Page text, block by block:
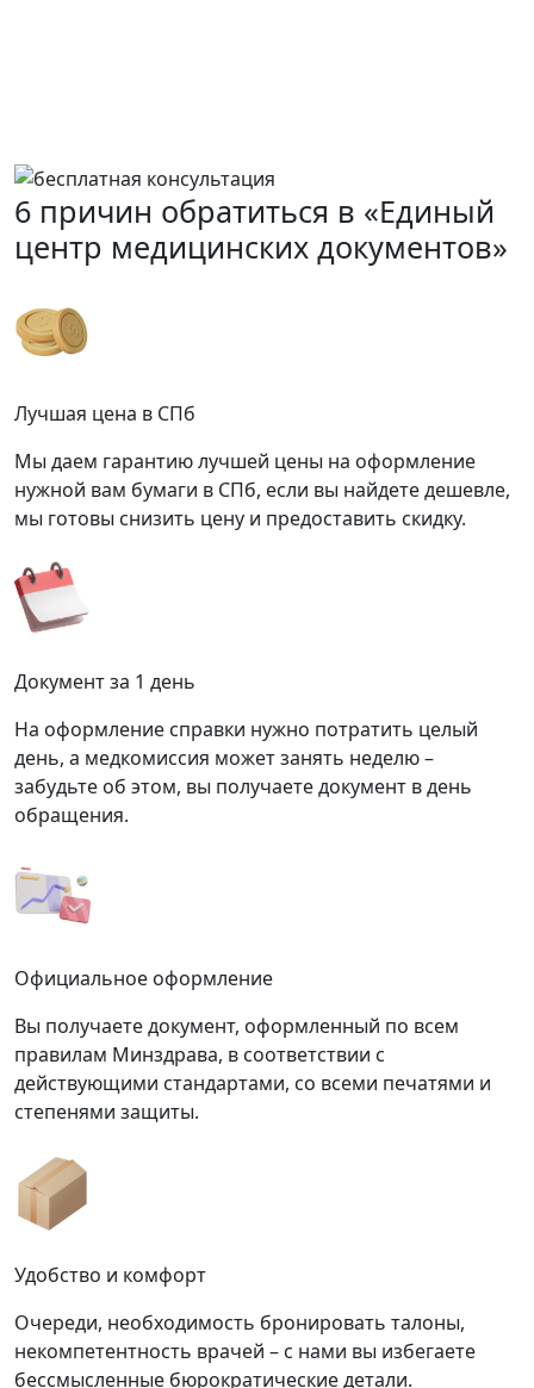
6 причин обратиться в «Единый
центр медицинских документов»
Лучшая цена в СПб
Мы даем гарантию лучшей цены на оформление
нужной вам бумаги в СПб, если вы найдете дешевле,
мы готовы снизить цену и предоставить скидку.
Документ за 1 день
На оформление справки нужно потратить целый
день, а медкомиссия может занять неделю –
забудьте об этом, вы получаете документ в день
обращения.
Официальное оформление
Вы получаете документ, оформленный по всем
правилам Минздрава, в соответствии с
действующими стандартами, со всеми печатями и
степенями защиты.
Удобство и комфорт
Очереди, необходимость бронировать талоны,
некомпетентность врачей – с нами вы избегаете
бессмысленные бюрократические детали.